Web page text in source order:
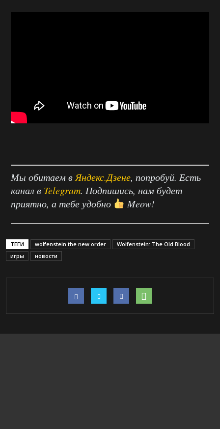
Мы обитаем вЯндекс.Дзене, попробуй. Есть
канал в Telegram. Подпишись, нам будет
приятно, а тебе удобно
Meow!
ТЕГИ wolfenstein the new order
Wolfenstein: The Old Blood
игры
новости